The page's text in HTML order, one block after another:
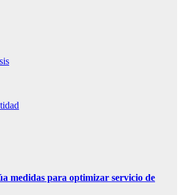
medidas para optimizar servicio de